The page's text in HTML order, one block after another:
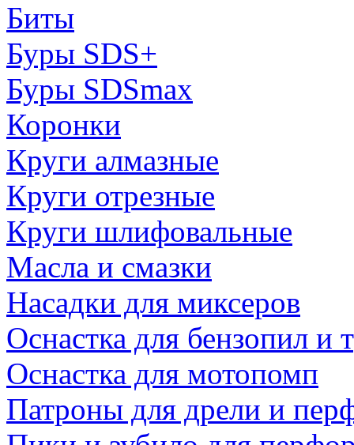
Биты
Буры SDS+
Буры SDSmax
Коронки
Круги алмазные
Круги отрезные
Круги шлифовальные
Масла и смазки
Насадки для миксеров
Оснастка для бензопил и
Оснастка для мотопомп
Патроны для дрели и